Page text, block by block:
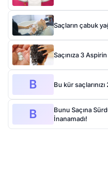
Saçların çabuk
Saçınıza 3
B Bu kür
B
Bunu Saçına
İnanamadı!